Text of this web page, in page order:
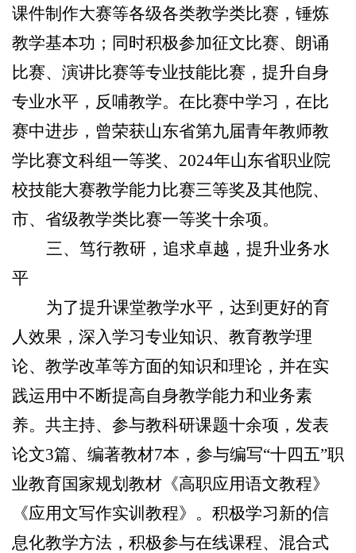
课件制作大赛等各级各类教学类比赛，锤炼
教学基本功；同时积极参加征文比赛、朗诵
比赛、演讲比赛等专业技能比赛，提升自身
专业水平，反哺教学。在比赛中学习，在比
赛中进步，曾荣获山东省第九届青年教师教
学比赛文科组一等奖、2024年山东省职业院
校技能大赛教学能力比赛三等奖及其他院、
市、省级教学类比赛一等奖十余项。
三、笃行教研，追求卓越，提升业务水
平
为了提升课堂教学水平，达到更好的育
人效果，深入学习专业知识、教育教学理
论、教学改革等方面的知识和理论，并在实
践运用中不断提高自身教学能力和业务素
养。共主持、参与教科研课题十余项，发表
论文3篇、编著教材7本，参与编写“十四五”职
业教育国家规划教材《高职应用语文教程》
《应用文写作实训教程》。积极学习新的信
息化教学方法，积极参与在线课程、混合式